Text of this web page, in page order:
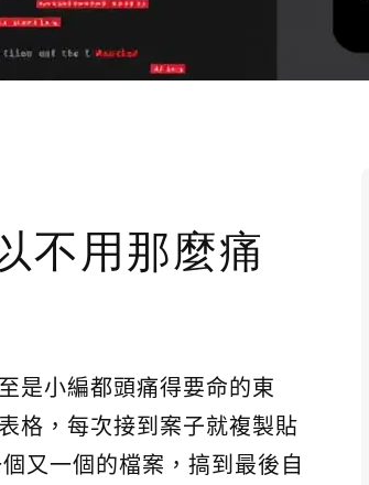
不用那麼痛
是小編都頭痛得要命的東
格，每次接到案子就複製貼
又一個的檔案，搞到最後自